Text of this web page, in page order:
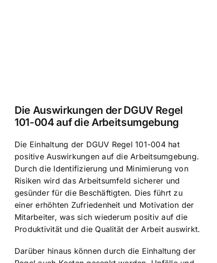
Die Auswirkungen der DGUV Regel
101-004 auf die Arbeitsumgebung
Die Einhaltung der DGUV Regel 101-004 hat
positive Auswirkungen auf die Arbeitsumgebung.
Durch die Identifizierung und Minimierung von
Risiken wird das Arbeitsumfeld sicherer und
gesünder für die Beschäftigten. Dies führt zu
einer erhöhten Zufriedenheit und Motivation der
Mitarbeiter, was sich wiederum positiv auf die
Produktivität und die Qualität der Arbeit auswirkt.
Darüber hinaus können durch die Einhaltung der